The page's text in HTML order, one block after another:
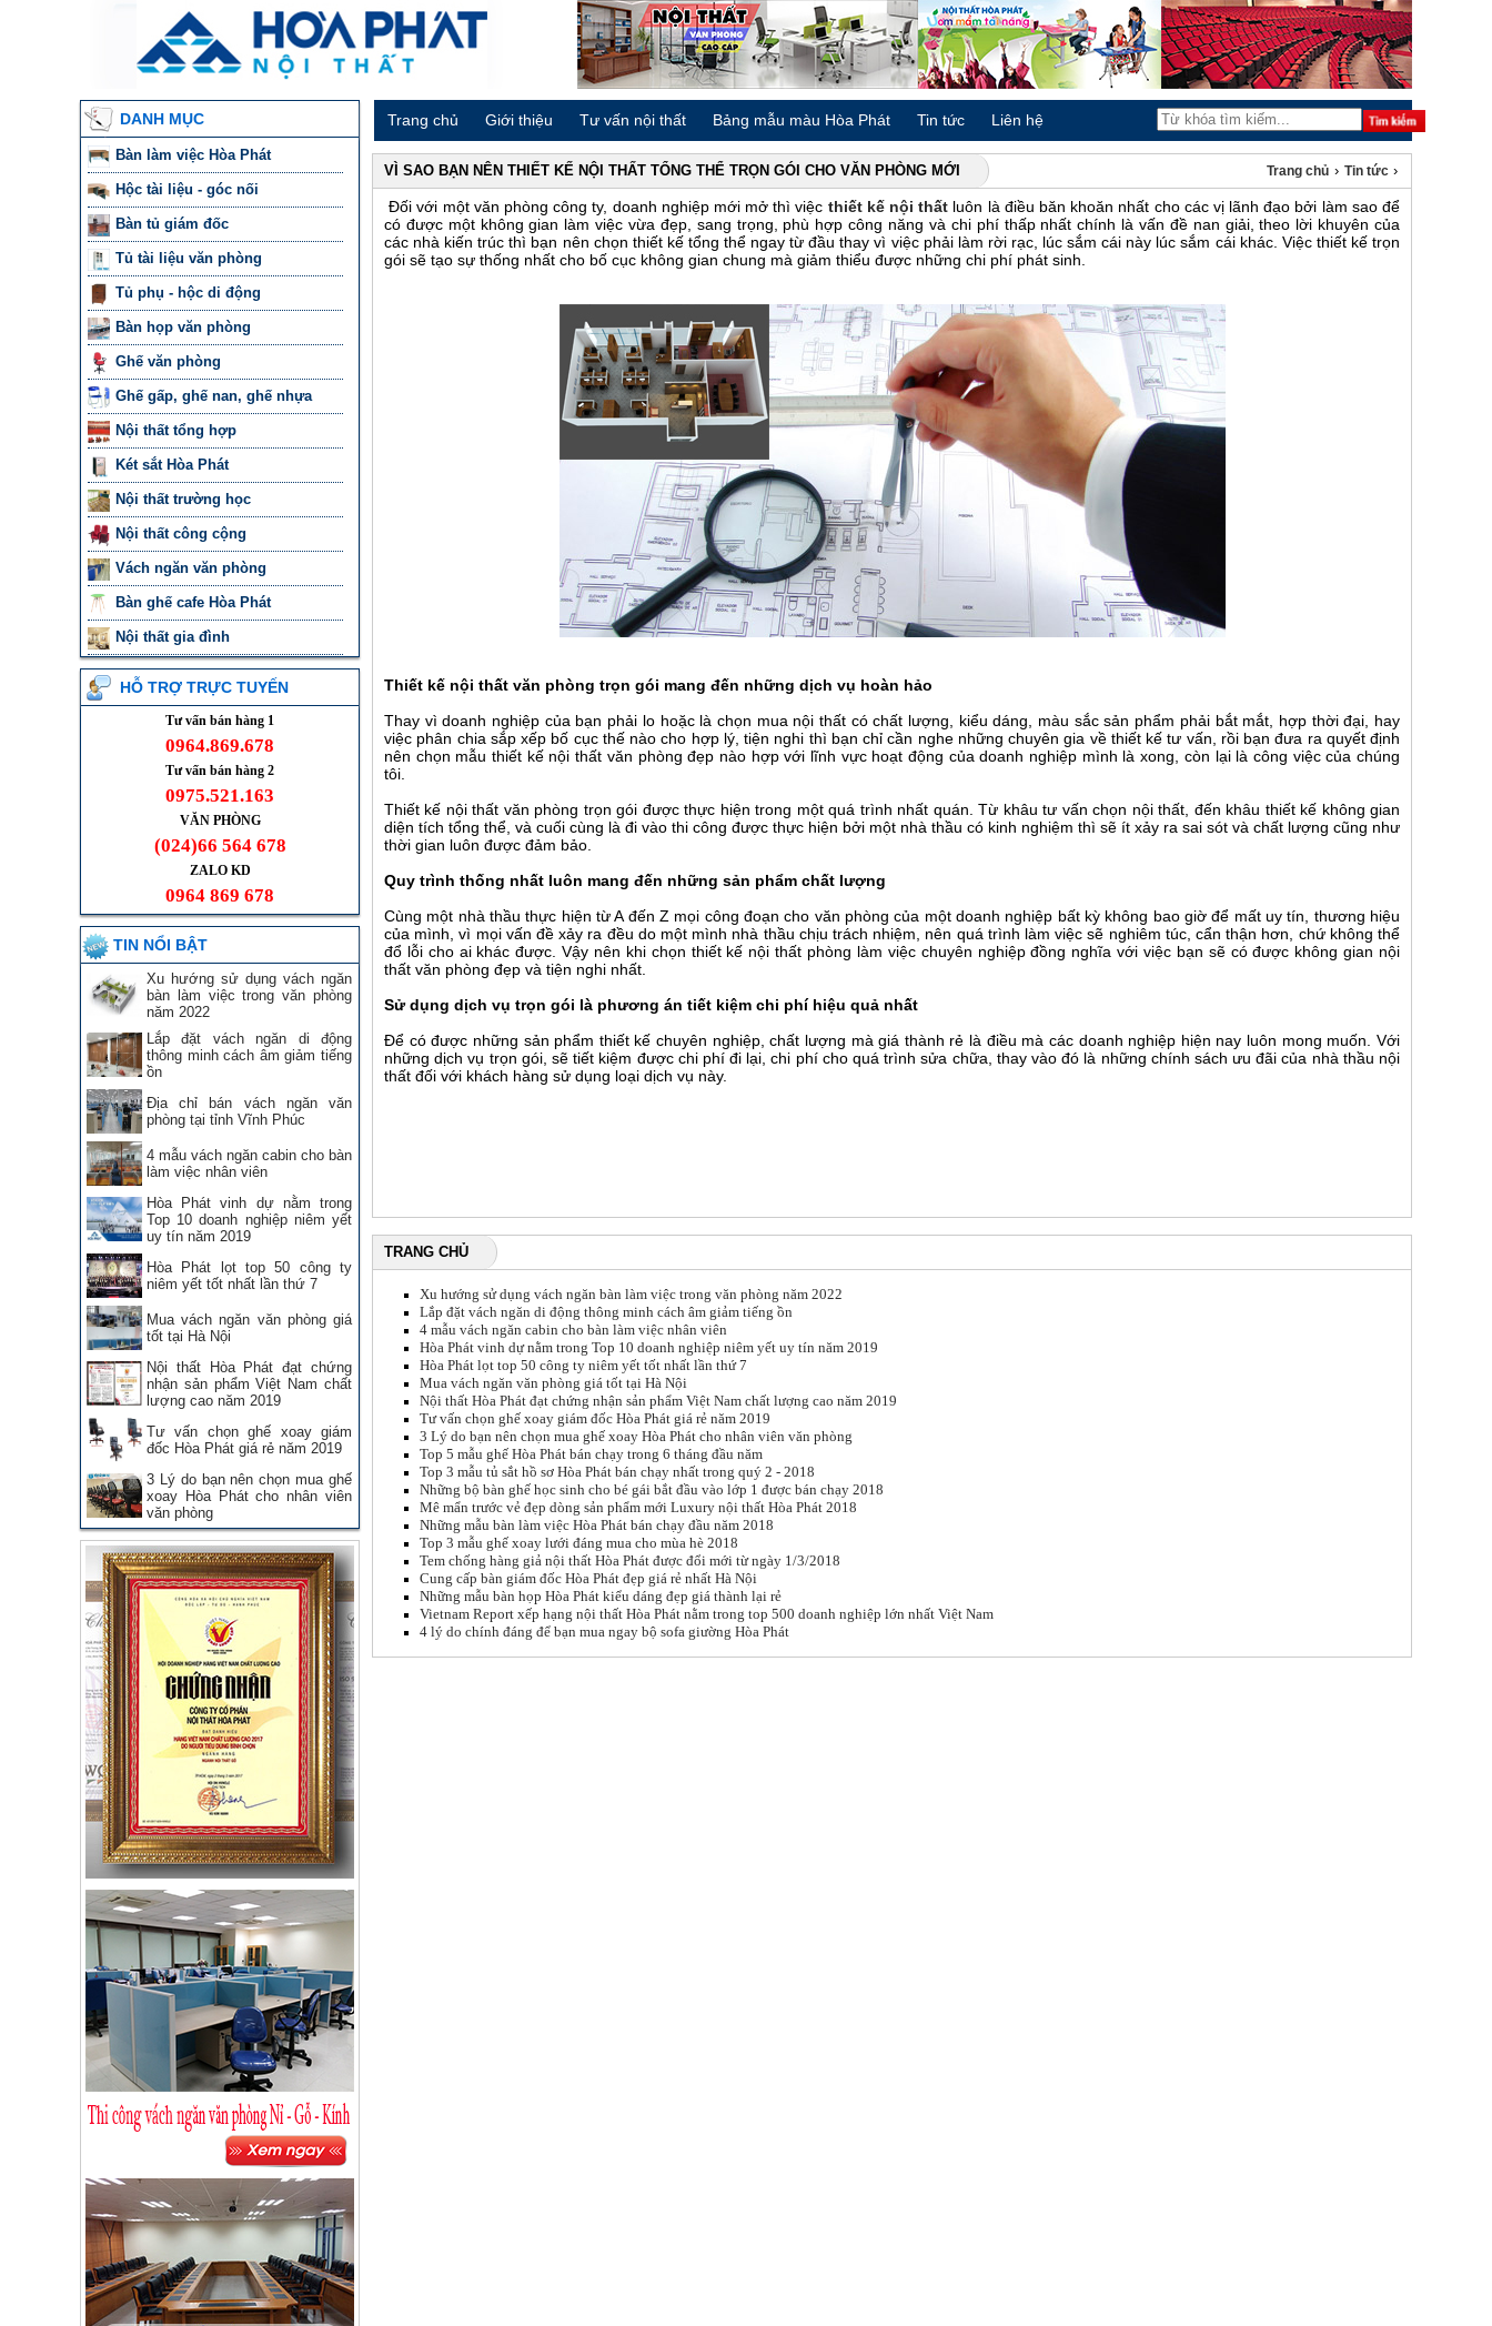
DANH MỤC
Bàn làm việc Hòa Phát
Hộc tài liệu - góc nối
Bàn tủ giám đốc
Tủ tài liệu văn phòng
Tủ phụ - hộc di động
Bàn họp văn phòng
Ghế văn phòng
Ghế gấp, ghế nan, ghế nhựa
Nội thất tổng hợp
Két sắt Hòa Phát
Nội thất trường học
Nội thất công cộng
Vách ngăn văn phòng
Bàn ghế cafe Hòa Phát
Nội thất gia đình
HỖ TRỢ TRỰC TUYẾN
Tư vấn bán hàng 1
0964.869.678
Tư vấn bán hàng 2
0975.521.163
VĂN PHÒNG
(024)66 564 678
ZALO KD
0964 869 678
TIN NỔI BẬT
Xu hướng sử dụng vách ngăn
bàn làm việc trong văn phòng
năm 2022
Lắp đặt vách ngăn di động
thông minh cách âm giảm tiếng
ồn
Địa chỉ bán vách ngăn văn
phòng tại tỉnh Vĩnh Phúc
4 mẫu vách ngăn cabin cho bàn
làm việc nhân viên
Hòa Phát vinh dự nằm trong
Top 10 doanh nghiệp niêm yết
uy tín năm 2019
Hòa Phát lọt top 50 công ty
niêm yết tốt nhất lần thứ 7
Mua vách ngăn văn phòng giá
tốt tại Hà Nội
Nội thất Hòa Phát đạt chứng
nhận sản phẩm Việt Nam chất
lượng cao năm 2019
Tư vấn chọn ghế xoay giám
đốc Hòa Phát giá rẻ năm 2019
3 Lý do bạn nên chọn mua ghế
xoay Hòa Phát cho nhân viên
văn phòng
Trang chủ Giới thiệu Tư vấn nội thất Bảng mẫu màu Hòa Phát Tin tức Liên hệ
VÌ SAO BẠN NÊN THIẾT KẾ NỘI THẤT TỔNG THỂ TRỌN GÓI CHO VĂN PHÒNG MỚI Trang chủ › Tin tức ›
Đối với một văn phòng công ty, doanh nghiệp mới mở thì việc thiết kế nội thất luôn là điều băn khoăn nhất cho các vị lãnh đạo bởi làm sao để
có được một không gian làm việc vừa đẹp, sang trọng, phù hợp công năng và chi phí thấp nhất chính là vấn đề nan giải, theo lời khuyên của
các nhà kiến trúc thì bạn nên chọn thiết kế tổng thể ngay từ đầu thay vì việc phải làm rời rạc, lúc sắm cái này lúc sắm cái khác. Việc thiết kế trọn
gói sẽ tạo sự thống nhất cho bố cục không gian chung mà giảm thiểu được những chi phí phát sinh.
Thiết kế nội thất văn phòng trọn gói mang đến những dịch vụ hoàn hảo
Thay vì doanh nghiệp của bạn phải lo hoặc là chọn mua nội thất có chất lượng, kiểu dáng, màu sắc sản phẩm phải bắt mắt, hợp thời đại, hay
việc phân chia sắp xếp bố cục thế nào cho hợp lý, tiện nghi thì bạn chỉ cần nghe những chuyên gia về thiết kế tư vấn, rồi bạn đưa ra quyết định
nên chọn mẫu thiết kế nội thất văn phòng đẹp nào hợp với lĩnh vực hoạt động của doanh nghiệp mình là xong, còn lại là công việc của chúng
tôi.
Thiết kế nội thất văn phòng trọn gói được thực hiện trong một quá trình nhất quán. Từ khâu tư vấn chọn nội thất, đến khâu thiết kế không gian
diện tích tổng thể, và cuối cùng là đi vào thi công được thực hiện bởi một nhà thầu có kinh nghiệm thì sẽ ít xảy ra sai sót và chất lượng cũng như
thời gian luôn được đảm bảo.
Quy trình thống nhất luôn mang đến những sản phẩm chất lượng
Cùng một nhà thầu thực hiện từ A đến Z mọi công đoạn cho văn phòng của một doanh nghiệp bất kỳ không bao giờ để mất uy tín, thương hiệu
của mình, vì mọi vấn đề xảy ra đều do một mình nhà thầu chịu trách nhiệm, nên quá trình làm việc sẽ nghiêm túc, cẩn thận hơn, chứ không thể
đổ lỗi cho ai khác được. Vậy nên khi chọn thiết kế nội thất phòng làm việc chuyên nghiệp đồng nghĩa với việc bạn sẽ có được không gian nội
thất văn phòng đẹp và tiện nghi nhất.
Sử dụng dịch vụ trọn gói là phương án tiết kiệm chi phí hiệu quả nhất
Để có được những sản phẩm thiết kế chuyên nghiệp, chất lượng mà giá thành rẻ là điều mà các doanh nghiệp hiện nay luôn mong muốn. Với
những dịch vụ trọn gói, sẽ tiết kiệm được chi phí đi lại, chi phí cho quá trình sửa chữa, thay vào đó là những chính sách ưu đãi của nhà thầu nội
thất đối với khách hàng sử dụng loại dịch vụ này.
TRANG CHỦ
Xu hướng sử dụng vách ngăn bàn làm việc trong văn phòng năm 2022
Lắp đặt vách ngăn di động thông minh cách âm giảm tiếng ồn
4 mẫu vách ngăn cabin cho bàn làm việc nhân viên
Hòa Phát vinh dự nằm trong Top 10 doanh nghiệp niêm yết uy tín năm 2019
Hòa Phát lọt top 50 công ty niêm yết tốt nhất lần thứ 7
Mua vách ngăn văn phòng giá tốt tại Hà Nội
Nội thất Hòa Phát đạt chứng nhận sản phẩm Việt Nam chất lượng cao năm 2019
Tư vấn chọn ghế xoay giám đốc Hòa Phát giá rẻ năm 2019
3 Lý do bạn nên chọn mua ghế xoay Hòa Phát cho nhân viên văn phòng
Top 5 mẫu ghế Hòa Phát bán chạy trong 6 tháng đầu năm
Top 3 mẫu tủ sắt hồ sơ Hòa Phát bán chạy nhất trong quý 2 - 2018
Những bộ bàn ghế học sinh cho bé gái bắt đầu vào lớp 1 được bán chạy 2018
Mê mẩn trước vẻ đẹp dòng sản phẩm mới Luxury nội thất Hòa Phát 2018
Những mẫu bàn làm việc Hòa Phát bán chạy đầu năm 2018
Top 3 mẫu ghế xoay lưới đáng mua cho mùa hè 2018
Tem chống hàng giả nội thất Hòa Phát được đổi mới từ ngày 1/3/2018
Cung cấp bàn giám đốc Hòa Phát đẹp giá rẻ nhất Hà Nội
Những mẫu bàn họp Hòa Phát kiểu dáng đẹp giá thành lại rẻ
Vietnam Report xếp hạng nội thất Hòa Phát nằm trong top 500 doanh nghiệp lớn nhất Việt Nam
4 lý do chính đáng để bạn mua ngay bộ sofa giường Hòa Phát